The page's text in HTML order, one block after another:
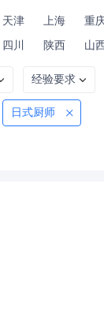
天津 上海 重
四川 陕西 山
经验要求
日式厨师